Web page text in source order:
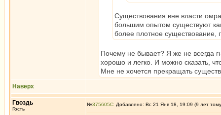
Существования вне власти
большим опытом существуют
более плотное
Почему не бывает? Я же не всегда
хорошо и легко. И можно сказать,
Мне не хочется прекращать
Наверх
Гвоздь
Гость
№375605 Добавлено: Вс 21 Янв 18, 19:09 (9 лет